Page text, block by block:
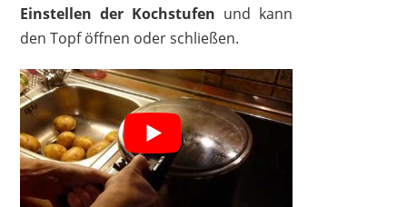
Einstellen der Kochstufen und kann
den Topf öffnen oder schließen.